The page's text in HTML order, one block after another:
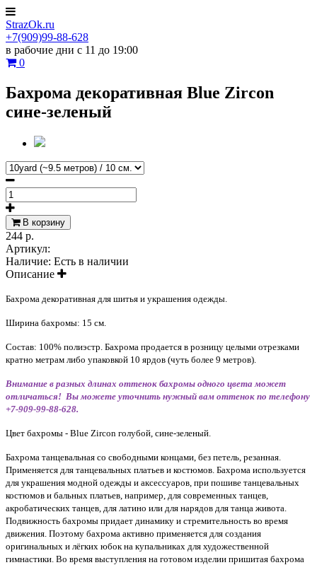
StrazOk.ru
+7(909)99-88-628
в рабочие дни с 11 до 19:00
0
Бахрома декоративная Blue Zircon
сине-зеленый
В корзину
244 р.
Артикул:
Наличие: Есть в наличии
Описание
Бахрома декоративная для шитья и украшения одежды.
Ширина бахромы: 15 см.
Состав: 100% полиэстр. Бахрома продается в розницу целыми отрезками
кратно метрам либо упаковкой 10 ярдов (чуть более 9 метров).
Внимание в разных длинах оттенок бахромы одного цвета может
отличаться! Вы можете уточнить нужный вам оттенок по телефону
+7-909-99-88-628.
Цвет бахромы - Blue Zircon голубой, сине-зеленый.
Бахрома танцевальная со свободными концами, без петель, резанная.
Применяется для танцевальных платьев и костюмов. Бахрома используется
для украшения модной одежды и аксессуаров, при пошиве танцевальных
костюмов и бальных платьев, например, для современных танцев,
акробатических танцев, для латино или для нарядов для танца живота.
Подвижность бахромы придает динамику и стремительность во время
движения. Поэтому бахрома активно применяется для создания
оригинальных и лёгких юбок на купальниках для художественной
гимнастики. Во время выступления на готовом изделии пришитая бахрома